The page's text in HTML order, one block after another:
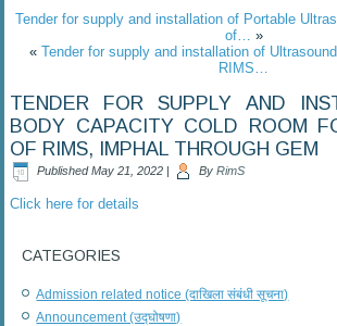
Tender for supply and installation of Portable
of…
»
« Tender for supply and installation of
RIMS…
TENDER FOR SUPPLY AND
BODY CAPACITY COLD ROOM
OF RIMS, IMPHAL THROUGH GEM
Published May 21, 2022 | By RimS
Click here for details
CATEGORIES
Admission related notice (दाखिला संबंधी सूचना)
Announcement (उद्घोषणा)